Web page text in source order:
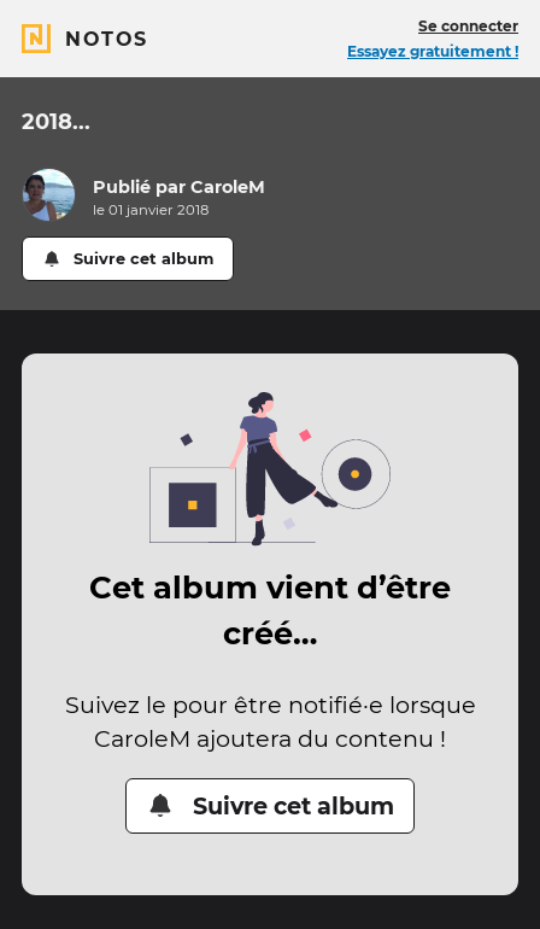
NOTOS
Se connecter
Essayez gratuitement !
2018...
Publié parCaroleM
le 01 janvier 2018
Suivre cet album
Cet album vient d’être
créé…
Suivez le pour être notifié·e lorsque
CaroleM ajoutera du contenu !
Suivre cet album